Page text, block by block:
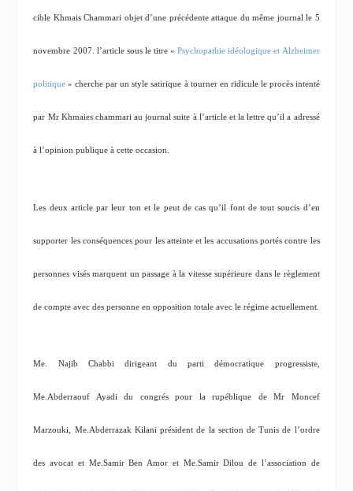
cible Khmais Chammari objet d’une précédente attaque du même journal le 5
novembre 2007. l’article sous le titre «Psychopathie idéologique et Alzheimer
politique » cherche par un style satirique à tourner en ridicule le procès intenté
par Mr Khmaies chammari au journal suite à l’article et la lettre qu’il a adressé
à l’opinion publique à cette occasion.
Les deux article par leur ton et le peut de cas qu’il font de tout soucis d’en
supporter les conséquences pour les atteinte et les accusations portés contre les
personnes visés marquent un passage à la vitesse supérieure dans le règlement
de compte avec des personne en opposition totale avec le régime actuellement.
Me. Najib Chabbi dirigeant du parti démocratique progressiste,
Me.Abderraouf Ayadi du congrés pour la rupéblique de Mr Moncef
Marzouki, Me.Abderrazak Kilani président de la section de Tunis de l’ordre
des avocat et Me.Samir Ben Amor et Me.Samir Dilou de l’association de